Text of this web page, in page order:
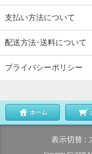
支払い方法について
配送方法･送料について
プライバシーポリシー
ホーム
表示切替 :